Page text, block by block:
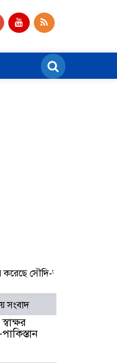
সৌদি-তুরস্ক-পাকিস্তান
সংবাদ